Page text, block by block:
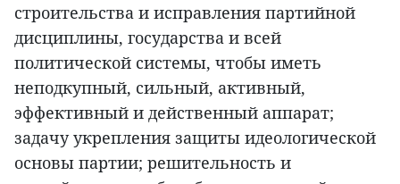
строительства и исправления партийной
дисциплины, государства и всей
политической системы, чтобы иметь
неподкупный, сильный, активный,
эффективный и действенный аппарат;
задачу укрепления защиты идеологической
основы партии; решительность и